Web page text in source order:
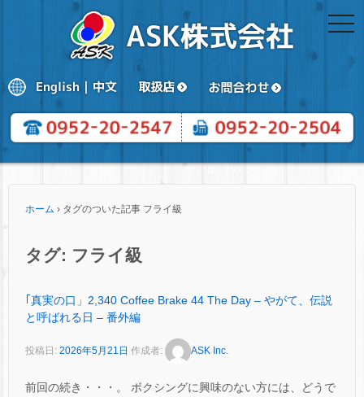
ホーム › タグのついた記事 フライ級
タグ: フライ級
｢真実の口」2,340 Coffee Brake 44 The Day – やがて、伝説
と呼ばれる日 – 番外編
投稿日: 2026年5月21日 作成者: ASK Inc.
前回の続き・・・。 ボクシングに興味のない方には、どうで